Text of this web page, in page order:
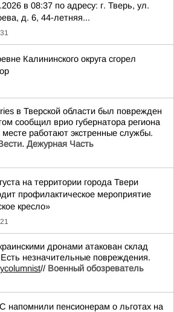
в 08:37 по адресу: г. Тверь, ул.
д. 6, 44-летняя...
Калининского округа сгорел
в Тверской области был поврежден
сообщил врио губернатора региона
работают экстренные службы.
Дежурная Часть
на территории города Твери
профилактическое мероприятие
кресло»
дронами атакован склад
незначительные повреждения.
// Военный обозреватель
напомнили пенсионерам о льготах на